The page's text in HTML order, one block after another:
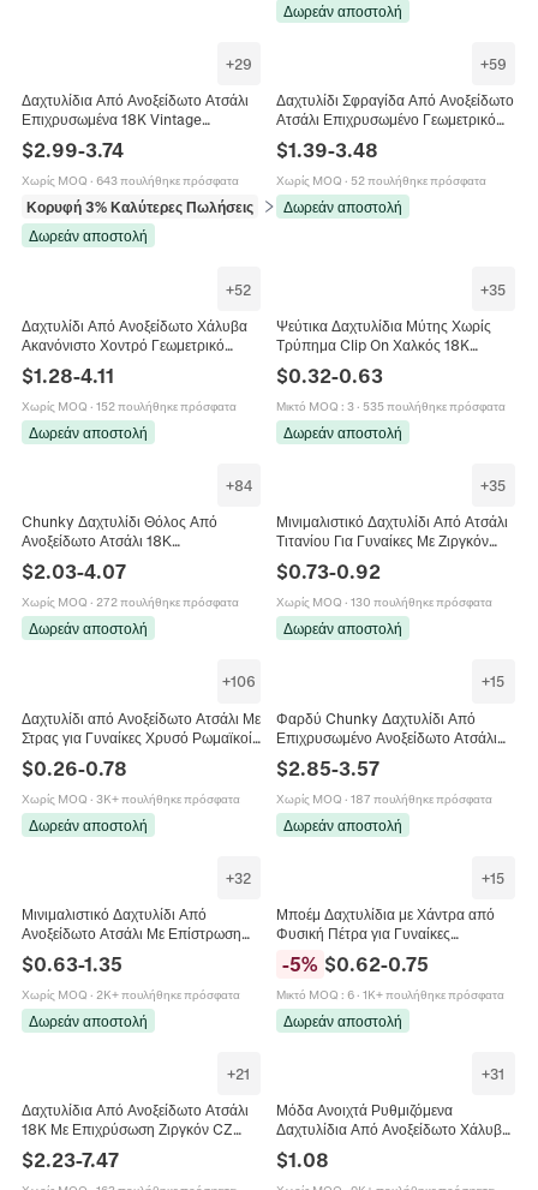
Δωρεάν αποστολή
+29
Δαχτυλίδια Από Ανοξείδωτο Ατσάλι
Επιχρυσωμένα 18K Vintage
Κρουασάν Με Ζιργκόν Καρδιά
Σφυρήλατα Γεωμετρικά Κοσμήματα
Για Γυναίκες
$2.99-3.74
Χωρίς MOQ · 643 πουλήθηκε πρόσφατα
Κορυφή 3% Καλύτερες Πωλήσεις
σε Δαχτυλίδια
Δωρεάν αποστολή
+59
Δαχτυλίδι Σφραγίδα Από Ανοξείδωτο
Ατσάλι Επιχρυσωμένο Γεωμετρικό
Στρογγυλό Οβάλ Καρδιά Κοσμήματα
Για Γυναίκες Άνδρες
$1.39-3.48
Χωρίς MOQ · 52 πουλήθηκε πρόσφατα
Δωρεάν αποστολή
+52
Δαχτυλίδι Από Ανοξείδωτο Χάλυβα
Ακανόνιστο Χοντρό Γεωμετρικό
Κυματιστό Επιχρυσωμένο
Κοσμήματα Για Άνδρες Γυναίκες
Μόδα Ρετρό Στυλ
$1.28-4.11
Χωρίς MOQ · 152 πουλήθηκε πρόσφατα
Δωρεάν αποστολή
+35
Ψεύτικα Δαχτυλίδια Μύτης Χωρίς
Τρύπημα Clip On Χαλκός 18K
Επιχρυσωμένος Micro Pave Ζιργκόν
Πεταλούδα Στέμμα Καρδιά Σταυρός
Κοσμήματα
$0.32-0.63
Μικτό MOQ : 3· 535 πουλήθηκε πρόσφατα
Δωρεάν αποστολή
+84
Chunky Δαχτυλίδι Θόλος Από
Ανοξείδωτο Ατσάλι 18Κ
Επιχρυσωμένο Μινιμαλιστικό
Γεωμετρικό Κοσμήματα Μόδας Για
Γυναίκες Άνδρες
$2.03-4.07
Χωρίς MOQ · 272 πουλήθηκε πρόσφατα
Δωρεάν αποστολή
+35
Μινιμαλιστικό Δαχτυλίδι Από Ατσάλι
Τιτανίου Για Γυναίκες Με Ζιργκόν
Λεπτό Δαχτυλίδι Κοσμήματα Χρυσό
Ασημί Επιχρυσωμένο
$0.73-0.92
Χωρίς MOQ · 130 πουλήθηκε πρόσφατα
Δωρεάν αποστολή
+106
Δαχτυλίδι από Ανοξείδωτο Ατσάλι Με
Στρας για Γυναίκες Χρυσό Ρωμαϊκοί
Πολυτελείας Δώρο για Πάρτι
$0.26-0.78
Χωρίς MOQ · 3K+ πουλήθηκε πρόσφατα
Δωρεάν αποστολή
+15
Φαρδύ Chunky Δαχτυλίδι Από
Επιχρυσωμένο Ανοξείδωτο Ατσάλι
Κόσμημα Μόδας Για Γυναίκες
Άνδρες
$2.85-3.57
Χωρίς MOQ · 187 πουλήθηκε πρόσφατα
Δωρεάν αποστολή
+32
Μινιμαλιστικό Δαχτυλίδι Από
Ανοξείδωτο Ατσάλι Με Επίστρωση
Χρυσού 18K Γυαλισμένο Γεωμετρικό
Κόσμημα Για Γυναίκες
$0.63-1.35
Χωρίς MOQ · 2K+ πουλήθηκε πρόσφατα
Δωρεάν αποστολή
+15
Μποέμ Δαχτυλίδια με Χάντρα από
Φυσική Πέτρα για Γυναίκες
Επιχρυσωμένο Δαχτυλίδι με Χάντρα
18K Ελαστικό Πολύχρωμο Αχάτης
Αμέθυστος Χειροποίητα Κοσμήματα
-5% $0.62-0.75
Μικτό MOQ : 6· 1K+ πουλήθηκε πρόσφατα
Δωρεάν αποστολή
+21
Δαχτυλίδια Από Ανοξείδωτο Ατσάλι
18K Με Επιχρύσωση Ζιργκόν CZ
Αδιάβροχα Υποαλλεργικά Γαλλικά
Vintage Μινιμαλιστικά Κοσμήματα
$2.23-7.47
+31
Μόδα Ανοιχτά Ρυθμιζόμενα
Δαχτυλίδια Από Ανοξείδωτο Χάλυβα
18K Επιχρυσωμένα Γεωμετρικά
Κοσμήματα Για Γυναίκες
$1.08